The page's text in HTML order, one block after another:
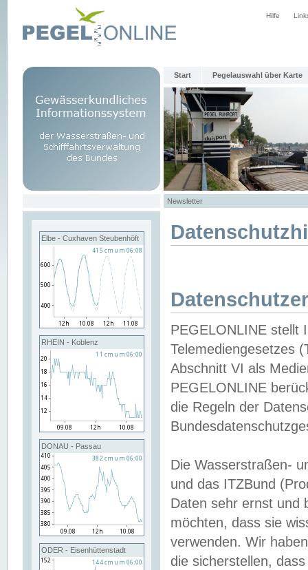
Hilfe
Start Pegelauswahl über Karte
Newsletter
Elbe - Cuxhaven Steubenhöft
RHEIN - Koblenz
DONAU - Passau
ODER - Eisenhüttenstadt
PEGELONLINE stellt
Telemediengesetzes
Abschnitt VI als
PEGELONLINE
die Regeln der
Die Wasserstraßen-
und das ITZBund
Daten sehr ernst und
möchten, dass sie
verwenden. Wir
die sicherstellen,